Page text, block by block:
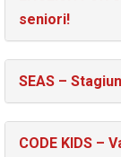
seniori!
SEAS –
CODE KIDS –